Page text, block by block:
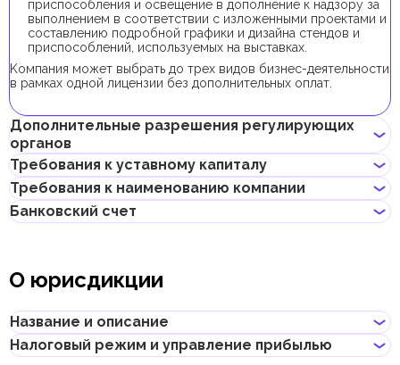
приспособления и освещение в дополнение к надзору за
выполнением в соответствии с изложенными проектами и
составлению подробной графики и дизайна стендов и
приспособлений, используемых на выставках.
Kомпания может выбрать до трех видов бизнес-деятельности
в рамках одной лицензии без дополнительных оплат.
Дополнительные разрешения регулирующих
органов
Для регистрации компании с данным видом бизнес-
деятельности получение дополнительных разрешений не
требуется.
Требования к уставному капиталу
Требование к минимальному уставному капиталу для
компаний в CCFZ:
Его внесение является опциональным.
Требования к наименованию компании
Может содержать имя учредителя
религиозных формулировок
Не может совпадать или быть похожим на локальные/
глобальные бренды и зарегистрированные товарные знаки
Не должно содержать географических названий, таких как
названия эмиратов, городов, стран и других объектов
Не должно содержать названий местных/международных
Банковский счет
электронных (digital) банках и платежных системах.
следует учитывать такие факторы, как уровень обслуживания,
размер комиссий, доступные валюты, удобство онлайн–
банкинга, репутация банка и другие условия, которые могут
быть важны для бизнеса.
О юрисдикции
Название и описание
Название: Creative City Free Zone
Налоговый режим и управление прибылью